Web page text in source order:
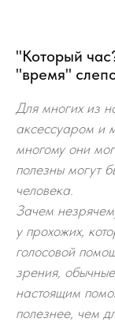
"Который
"время"
Для многих из
аксессуаром и
многому они
полезны могут
человека.
Зачем
у прохожих,
голосовой
зрения,
настоящим
полезнее, чем